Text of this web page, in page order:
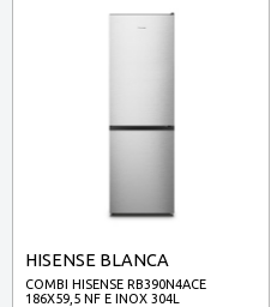
HISENSE BLANCA
COMBI HISENSE RB390N4ACE
186X59,5 NF E INOX 304L